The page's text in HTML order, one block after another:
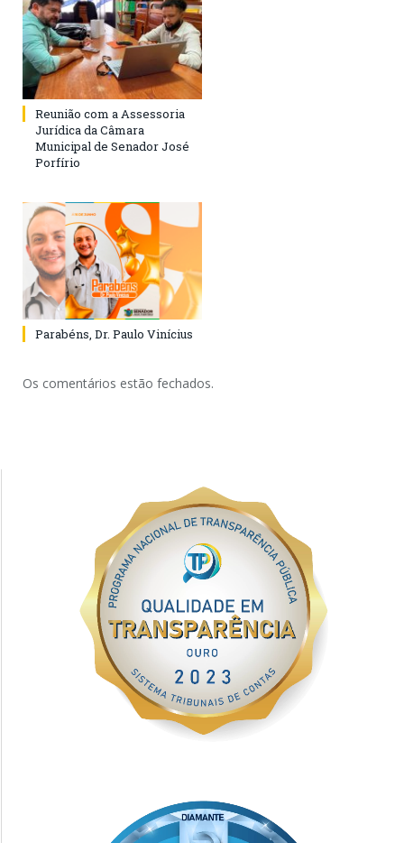
Reunião com a Assessoria
Jurídica da Câmara
Municipal de Senador José
Porfírio
Parabéns, Dr. Paulo Vinícius
Os comentários estão fechados.